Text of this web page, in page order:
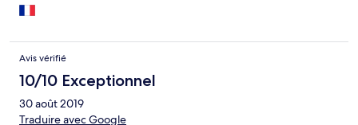
Avis vérifié
10/10 Exceptionnel
30 août 2019
Traduire avec Google